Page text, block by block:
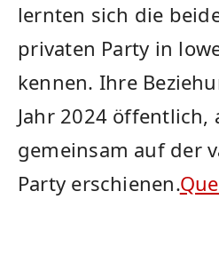
lernten sich die
⁢privaten Party in
kennen. ⁤Ihre
Jahr 2024 öffentlich,
gemeinsam auf der
Party erschienen.